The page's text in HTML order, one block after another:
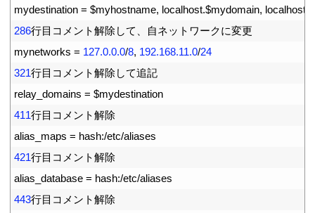
mydestination = $myhostname, localhost.$mydomain, localhost
286行目コメント解除して、自ネットワークに変更
mynetworks = 127.0.0.0/8, 192.168.11.0/24
321行目コメント解除して追記
relay_domains = $mydestination
411行目コメント解除
alias_maps = hash:/etc/aliases
421行目コメント解除
alias_database = hash:/etc/aliases
443行目コメント解除